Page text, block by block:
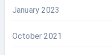
January 2023
October 2021